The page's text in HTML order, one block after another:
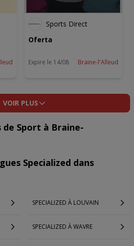
Sports Direct
Oferta
Expire le 14/08 Braine-l'Alleud
VOIR PLUS
Sport à Braine-
Specialized dans
SPECIALIZED À LOUVAIN
SPECIALIZED À WAVRE